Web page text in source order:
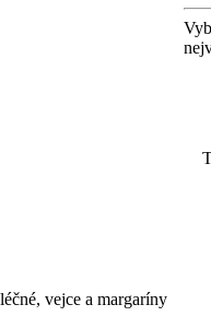
vejce a margaríny